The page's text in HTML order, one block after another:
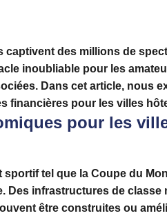
captivent des millions de
inoubliable pour les
Dans cet article, nous
financières pour les villes
pour les
sportif tel que la Coupe du
Des infrastructures de
être construites ou